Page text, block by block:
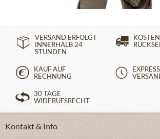
VERSAND ERFOLGT
INNERHALB 24
STUNDEN
KAUF AUF
RECHNUNG
EXPRESS
30 TAGE
WIDERUFSRECHT
Kontakt & Info